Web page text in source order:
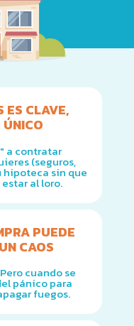
ES CLAVE,
a contratar
(seguros,
hipoteca sin que
al loro.
PUEDE
CAOS
cuando se
pánico para
fuegos.